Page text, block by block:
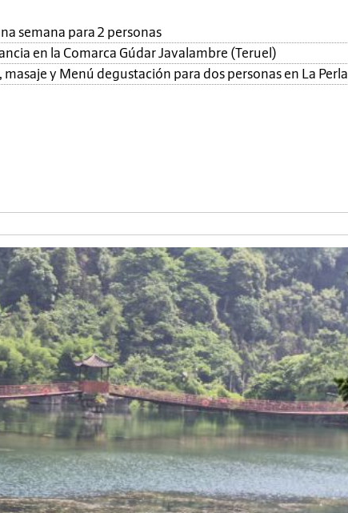
semana para 2 personas
en la Comarca Gúdar Javalambre (Teruel)
y Menú degustación para dos personas en La Perla